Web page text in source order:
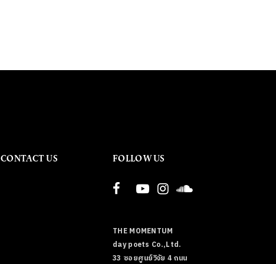
CONTACT US FOLLOW US
THE MOMENTUM
day poets Co.,Ltd.
33 ซอยศูนย์วิจัย 4 ถนน